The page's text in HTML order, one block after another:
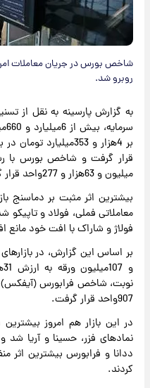
روبرو شد.
به گزارش پارسینه به نقل از
میلیون و 63هزار و 277واحد قرار گرفت.
بیشترین اثر مثبت بر دماسنج
معاملاتی فملی، فولاد و تاپیکو
فولاژ و شاراک با افت خود مانع
907واحد قرار گرفت.
در این بازار هم امروز
نمادهای فزر، حسینا و آریا شد
ددانا و فرابورس بیشترین اثر
کردند.